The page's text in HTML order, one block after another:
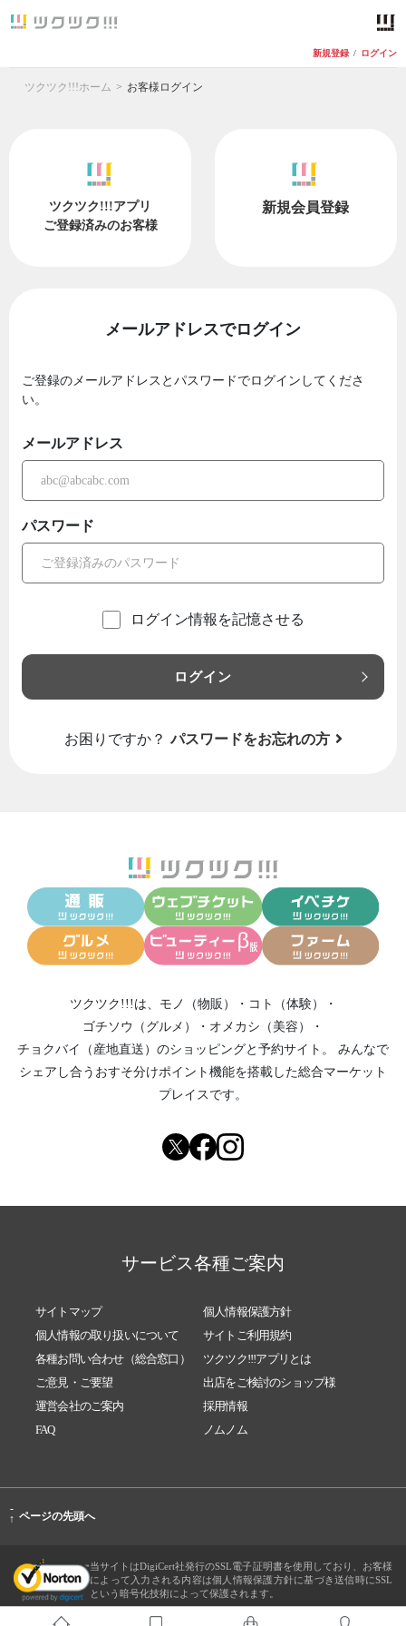
新規登録 / ログイン
ツクツク!!!ホーム お客様ログイン
ツクツク!!!アプリ
ご登録済みのお客様
新規会員登録
メールアドレスでログイン
ご登録のメールアドレスとパスワードでログインしてくださ
い。
メールアドレス
パスワード
ログイン情報を記憶させる
ログイン
お困りですか？ パスワードをお忘れの方
ツクツク!!!は、 モノ（物販） ・ コト（体験）
・
ゴチソウ（グルメ）
・ オメカシ（美容）
・
チョクバイ（産地直送） のショッピングと予約サイト。
みんなで
シェアし合う おすそ分けポイント機能を搭載した総合マーケット
プレイスです。
サービス各種ご案内
サイトマップ
個人情報保護方針
個人情報の取り扱いについて
サイトご利用規約
各種お問い合わせ（総合窓口）
ツクツク!!!アプリとは
ご意見・ご要望
出店をご検討のショップ様
運営会社のご案内
採用情報
FAQ
ノムノム
-
↑ ページの先頭へ
当サイトはDigiCert社発行のSSL電子証明書を使用しており、お客様
によって入力される内容は個人情報保護方針に基づき送信時にSSL
という暗号化技術によって保護されます。